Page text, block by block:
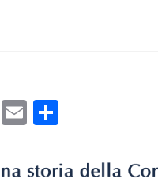
LinkedIn
Email